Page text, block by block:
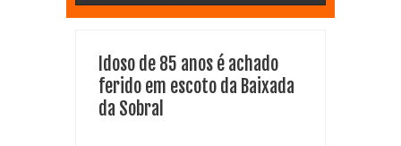
Idoso de 85 anos é achado
ferido em escoto da Baixada
da Sobral